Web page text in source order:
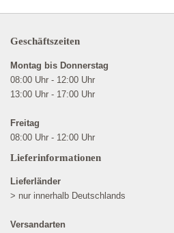
Geschäftszeiten
Montag bis Donnerstag
08:00 Uhr - 12:00 Uhr
13:00 Uhr - 17:00 Uhr
Freitag
08:00 Uhr - 12:00 Uhr
Lieferinformationen
Lieferländer
> nur innerhalb Deutschlands
Versandarten